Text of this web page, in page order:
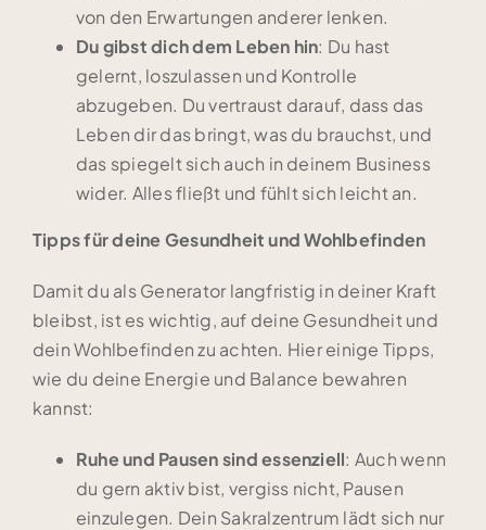
von den Erwartungen anderer lenken.
Du gibst dich dem Leben hin: Du hast
gelernt, loszulassen und Kontrolle
abzugeben. Du vertraust darauf, dass das
Leben dir das bringt, was du brauchst, und
das spiegelt sich auch in deinem Business
wider. Alles fließt und fühlt sich leicht an.
Tipps für deine Gesundheit und Wohlbefinden
Damit du als Generator langfristig in deiner Kraft
bleibst, ist es wichtig, auf deine Gesundheit und
dein Wohlbefinden zu achten. Hier einige Tipps,
wie du deine Energie und Balance bewahren
kannst:
Ruhe und Pausen sind essenziell: Auch wenn
du gern aktiv bist, vergiss nicht, Pausen
einzulegen. Dein Sakralzentrum lädt sich nur